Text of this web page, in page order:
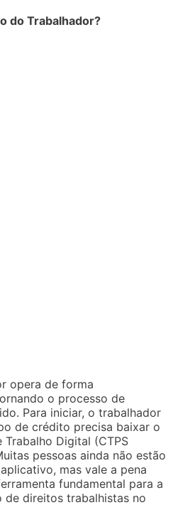
do Trabalhador?
opera de forma
o processo de
Para iniciar, o trabalhador
de crédito precisa baixar o
Digital (CTPS
pessoas ainda não estão
mas vale a pena
fundamental para a
de direitos trabalhistas no